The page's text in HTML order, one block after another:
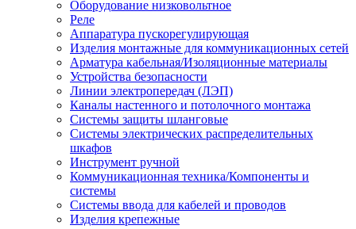
Оборудование низковольтное
Реле
Аппаратура пускорегулирующая
Изделия монтажные для коммуникационных сетей
Арматура кабельная/Изоляционные материалы
Устройства безопасности
Линии электропередач (ЛЭП)
Каналы настенного и потолочного монтажа
Системы защиты шланговые
Системы электрических распределительных
шкафов
Инструмент ручной
Коммуникационная техника/Компоненты и
системы
Системы ввода для кабелей и проводов
Изделия крепежные